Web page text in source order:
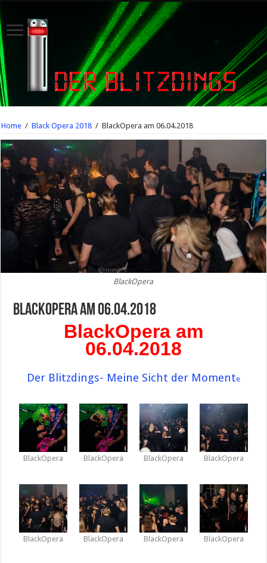
Home / Black Opera 2018 / BlackOpera am 06.04.2018
BlackOpera
BlackOpera am 06.04.2018
BlackOpera am
06.04.2018
Der Blitzdings- Meine Sicht der Momente
BlackOpera BlackOpera BlackOpera BlackOpera
BlackOpera BlackOpera BlackOpera BlackOpera